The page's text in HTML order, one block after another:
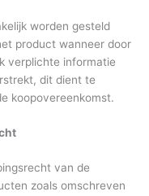
worden gesteld
product wanneer door
verplichte informatie
dit dient te
koopovereenkomst.
van de
zoals omschreven